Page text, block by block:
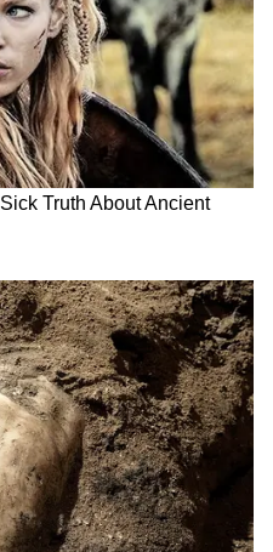
Pradeep Rawat: ‘মহাভারত’-
এর অশ্বত্থামাকে হারাল বিনোদন
জগৎ, প্রয়াত প্রদীপ রাওয়াত